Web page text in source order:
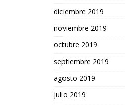
diciembre 2019
noviembre 2019
octubre 2019
septiembre 2019
agosto 2019
julio 2019